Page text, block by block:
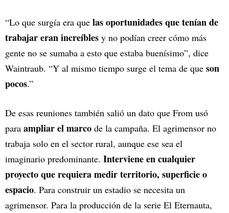
“Lo que surgía era que las oportunidades que tenían de
trabajar eran increíbles y no podían creer cómo más
gente no se sumaba a esto que estaba buenísimo”, dice
Waintraub. “Y al mismo tiempo surge el tema de que son
pocos.”
De esas reuniones también salió un dato que From usó
para ampliar el marco de la campaña. El agrimensor no
trabaja solo en el sector rural, aunque ese sea el
imaginario predominante. Interviene en cualquier
proyecto que requiera medir territorio, superficie o
espacio. Para construir un estadio se necesita un
agrimensor. Para la producción de la serie El Eternauta,